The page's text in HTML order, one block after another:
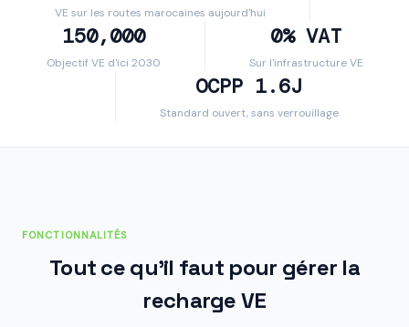
VE sur les routes marocaines aujourd'hui
150,000
Objectif VE d'ici 2030
0% VAT
Sur l'infrastructure VE
OCPP 1.6J
Standard ouvert, sans verrouillage
FONCTIONNALITÉS
Tout ce qu'il faut pour gérer la
recharge VE